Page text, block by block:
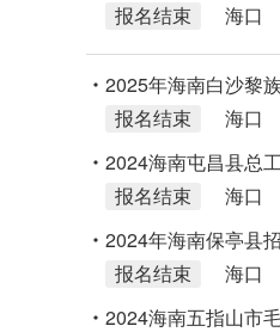
报名结束
海口
2025年海南白沙黎
报名结束
海口
2024海南屯昌县总
报名结束
海口
2024年海南保亭县
报名结束
海口
2024海南五指山市